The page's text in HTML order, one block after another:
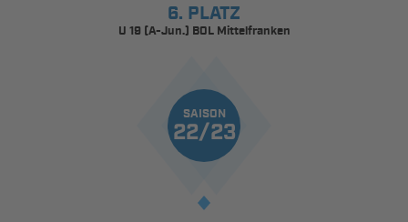
6. PLATZ
U 19 (A-Jun.) BOL Mittelfranken
SAISON
22/23